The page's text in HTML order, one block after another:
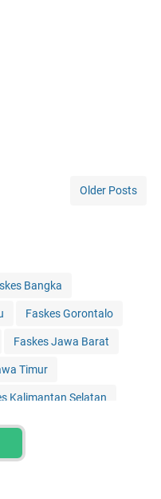
Older Posts
Bangka
Faskes Gorontalo
Faskes Jawa Barat
Timur
Kalimantan Selatan
Kalimantan Timur
Kepulauan Riau